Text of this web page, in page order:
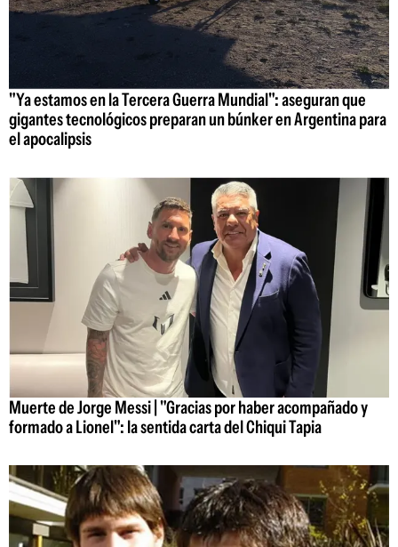
"Ya estamos en la Tercera Guerra Mundial": aseguran que
gigantes tecnológicos preparan un búnker en Argentina para
el apocalipsis
Muerte de Jorge Messi | "Gracias por haber acompañado y
formado a Lionel": la sentida carta del Chiqui Tapia